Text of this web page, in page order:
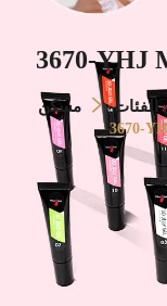
3670-YHJ
مسكن الفئات
3670-